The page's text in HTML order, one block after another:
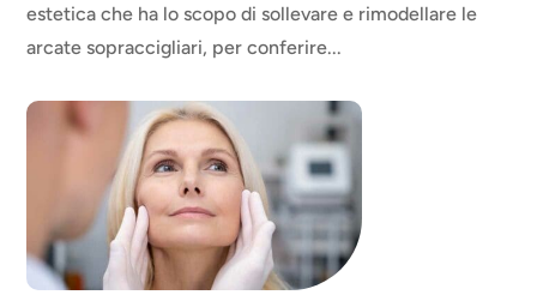
estetica che ha lo scopo di sollevare e rimodellare le
arcate sopraccigliari, per conferire...